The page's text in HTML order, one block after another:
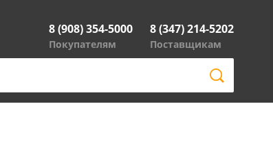
8 (908) 354-5000
Покупателям
8 (347) 214-5202
Поставщикам